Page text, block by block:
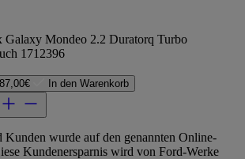
Mondeo 2.2 Duratorq Turbo
1712396
In den Warenkorb
wurde auf den genannten Online-
Kundenersparnis wird von Ford-Werke